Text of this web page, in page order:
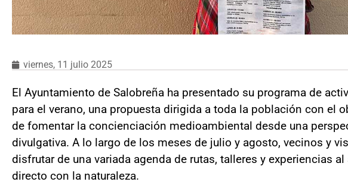
viernes, 11 julio 2025
El Ayuntamiento de Salobreña ha presentado su programa de
para el verano, una propuesta dirigida a toda la población con el
de fomentar la concienciación medioambiental desde una
divulgativa. A lo largo de los meses de julio y agosto, vecinos y
disfrutar de una variada agenda de rutas, talleres y experiencias
directo con la naturaleza.